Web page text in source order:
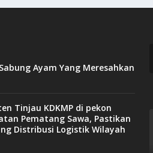
Ayam Yang Meresahkan
Tinjau KDKMP di pekon
Pematang Sawa, Pastikan
Distribusi Logistik Wilayah